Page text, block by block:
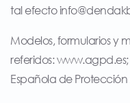
tal efecto
Modelos, formularios y
referidos:
Española de Protección